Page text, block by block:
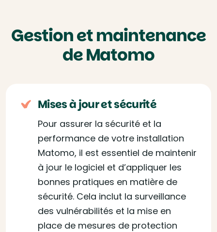
Gestion et maintenance
de Matomo
Mises à jour et sécurité
Pour assurer la sécurité et la
performance de votre installation
Matomo, il est essentiel de maintenir
à jour le logiciel et d’appliquer les
bonnes pratiques en matière de
sécurité. Cela inclut la surveillance
des vulnérabilités et la mise en
place de mesures de protection